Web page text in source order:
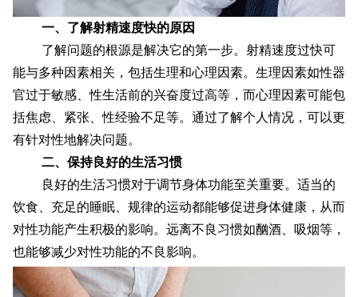
一、了解射精速度快的原因
了解问题的根源是解决它的第一步。射精速度过快可
能与多种因素相关，包括生理和心理因素。生理因素如性器
官过于敏感、性生活前的兴奋度过高等，而心理因素可能包
括焦虑、紧张、性经验不足等。通过了解个人情况，可以更
有针对性地解决问题。
二、保持良好的生活习惯
良好的生活习惯对于调节身体功能至关重要。适当的
饮食、充足的睡眠、规律的运动都能够促进身体健康，从而
对性功能产生积极的影响。远离不良习惯如酗酒、吸烟等，
也能够减少对性功能的不良影响。